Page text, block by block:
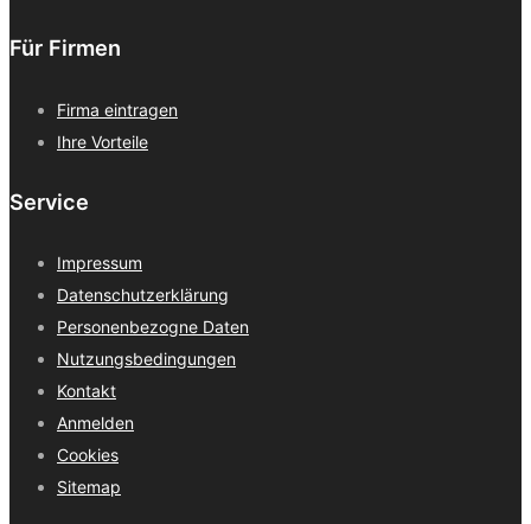
Für Firmen
Firma eintragen
Ihre Vorteile
Service
Impressum
Datenschutzerklärung
Personenbezogne Daten
Nutzungsbedingungen
Kontakt
Anmelden
Cookies
Sitemap